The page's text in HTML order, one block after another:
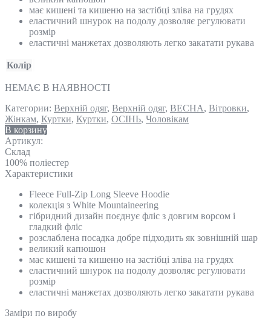
має кишені та кишеню на застібці зліва на грудях
еластичний шнурок на подолу дозволяє регулювати
розмір
еластичні манжетах дозволяють легко закатати рукава
Колір
НЕМАЄ В НАЯВНОСТІ
Категории: Верхній одяг, Верхній одяг, ВЕСНА, Вітровки,
Жінкам, Куртки, Куртки, ОСІНЬ, Чоловікам
В корзину
Артикул:
Склад
100% поліестер
Характеристики
Fleece Full-Zip Long Sleeve Hoodie
колекція з White Mountaineering
гібридний дизайн поєднує фліс з довгим ворсом і
гладкий фліс
розслаблена посадка добре підходить як зовнішній шар
великий капюшон
має кишені та кишеню на застібці зліва на грудях
еластичний шнурок на подолу дозволяє регулювати
розмір
еластичні манжетах дозволяють легко закатати рукава
Замiри по виробу